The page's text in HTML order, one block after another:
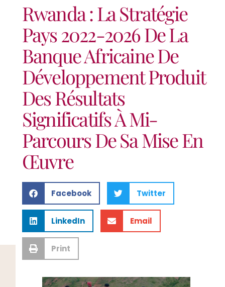
Rwanda : La Stratégie
Pays 2022-2026 De La
Banque Africaine De
Développement Produit
Des Résultats
Significatifs À Mi-
Parcours De Sa Mise En
Œuvre
Facebook Twitter
LinkedIn Email
Print